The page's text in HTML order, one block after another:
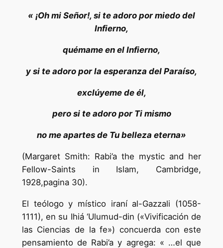
« ¡Oh mi Señor!, si te adoro por miedo del
Infierno,
quémame en el Infierno,
y si te adoro por la esperanza del Paraíso,
exclúyeme de él,
pero si te adoro por Ti mismo
no me apartes de Tu belleza eterna»
(Margaret Smith: Rabi’a the mystic and her
Fellow-Saints in Islam, Cambridge,
1928,pagina 30).
El teólogo y místico iraní al-Gazzali (1058-
1111), en su Ihiá ‘Ulumud-din («Vivificación de
las Ciencias de la fe») concuerda con este
pensamiento de Rabi’a y agrega: « …el que